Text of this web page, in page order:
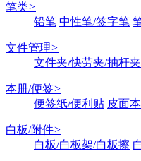
笔类>
铅笔 中性笔/签字笔
文件管理>
文件夹/快劳夹/抽杆夹
本册/便签>
便签纸/便利贴 皮面
白板/附件>
白板/白板架/白板擦